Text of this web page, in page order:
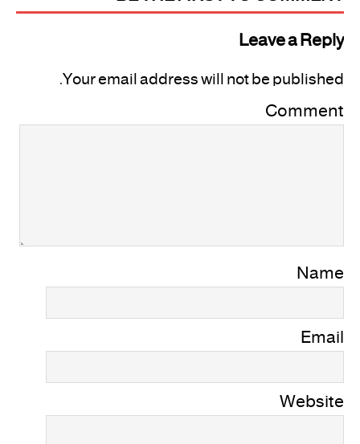
Leave a Reply
Your email address will not be published.
Comment
Name
Email
Website